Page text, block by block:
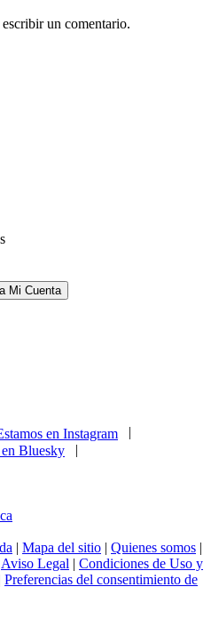
un comentario.
Mi Cuenta
|
| Mapa del sitio | Quienes somos |
Aviso Legal | Condiciones de Uso y
Preferencias del consentimiento de